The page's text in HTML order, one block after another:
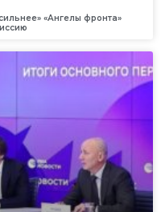
«Ангелы фронта»